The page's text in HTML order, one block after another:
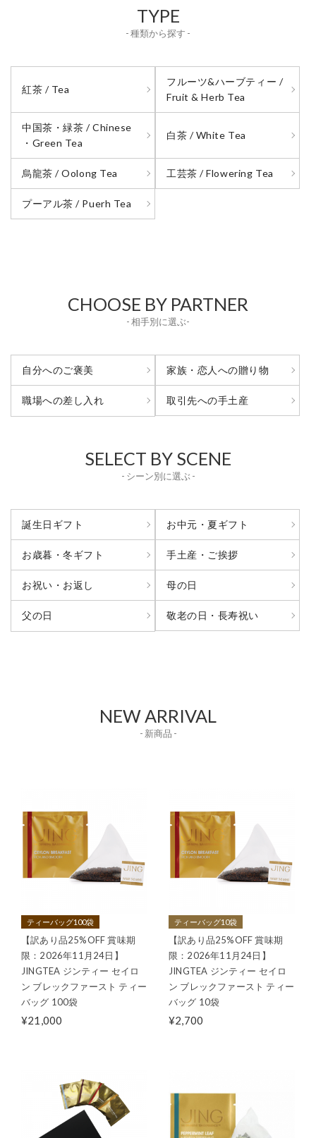
TYPE
- 種類から探す -
紅茶 / Tea
フルーツ&ハーブティー /
Fruit & Herb Tea
中国茶・緑茶 / Chinese
・Green Tea
白茶 / White Tea
烏龍茶 / Oolong Tea 工芸茶 / Flowering Tea
プーアル茶 / Puerh Tea
CHOOSE BY PARTNER
- 相手別に選ぶ-
自分へのご褒美 家族・恋人への贈り物
職場への差し入れ 取引先への手土産
SELECT BY SCENE
- シーン別に選ぶ -
誕生日ギフト お中元・夏ギフト
お歳暮・冬ギフト 手土産・ご挨拶
お祝い・お返し 母の日
父の日 敬老の日・長寿祝い
NEW ARRIVAL
- 新商品 -
ティーバッグ100袋
【訳あり品25%OFF 賞味期
限：2026年11月24日】
JINGTEA ジンティー セイロ
ン ブレックファースト ティー
バッグ 100袋
¥21,000
ティーバッグ10袋
【訳あり品25%OFF 賞味期
限：2026年11月24日】
JINGTEA ジンティー セイロ
ン ブレックファースト ティー
バッグ 10袋
¥2,700